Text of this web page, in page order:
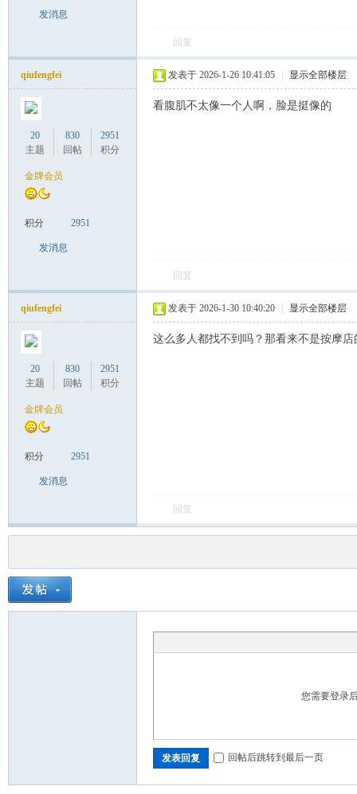
发消息
回复
qiufengfei
20
主题
830
回帖
2951
积分
金牌会员
积分 2951
发消息
发表于 2026-1-26 10:41:05 显示全部楼层
看腹肌不太像一个人啊，脸是挺像的
回复
qiufengfei
20
主题
830
回帖
2951
积分
金牌会员
积分 2951
发消息
发表于 2026-1-30 10:40:20 显示全部楼层
这么多人都找不到吗？那看来不是按摩店
回复
您需要登录
发表回复 回帖后跳转到最后一页